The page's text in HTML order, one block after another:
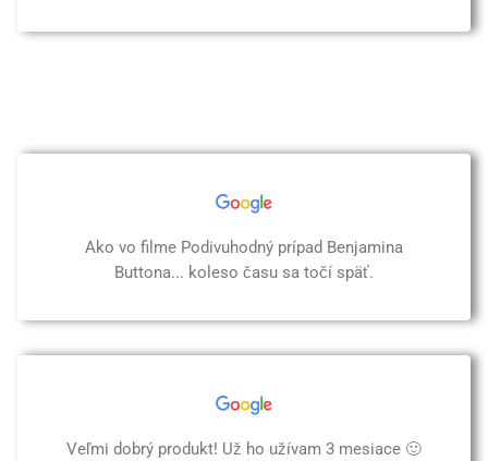
Ako vo filme Podivuhodný prípad Benjamina
Buttona... koleso času sa točí späť.
Veľmi dobrý produkt! Už ho užívam 3 mesiace 🙂